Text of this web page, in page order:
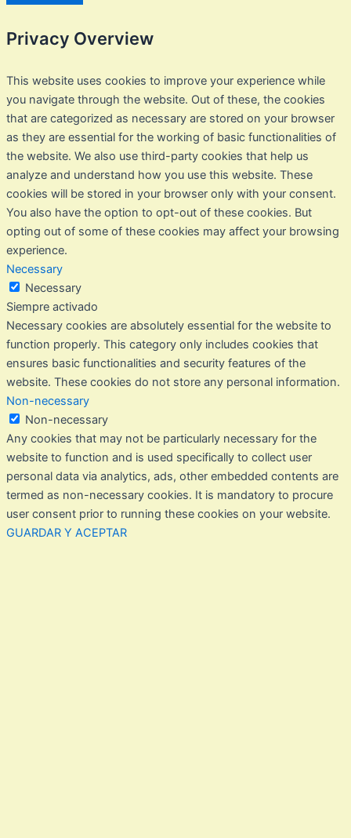
Privacy Overview
This website uses cookies to improve your experience while
you navigate through the website. Out of these, the cookies
that are categorized as necessary are stored on your browser
as they are essential for the working of basic functionalities of
the website. We also use third-party cookies that help us
analyze and understand how you use this website. These
cookies will be stored in your browser only with your consent.
You also have the option to opt-out of these cookies. But
opting out of some of these cookies may affect your browsing
experience.
Necessary
Necessary
Siempre activado
Necessary cookies are absolutely essential for the website to
function properly. This category only includes cookies that
ensures basic functionalities and security features of the
website. These cookies do not store any personal information.
Non-necessary
Non-necessary
Any cookies that may not be particularly necessary for the
website to function and is used specifically to collect user
personal data via analytics, ads, other embedded contents are
termed as non-necessary cookies. It is mandatory to procure
user consent prior to running these cookies on your website.
GUARDAR Y ACEPTAR